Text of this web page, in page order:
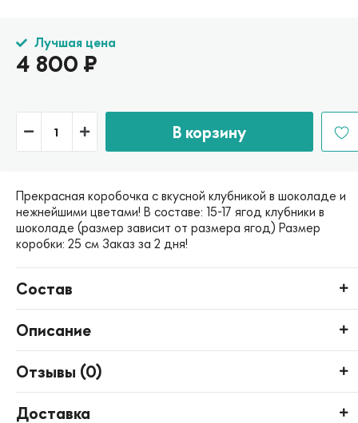
Лучшая цена
4 800 ₽
В корзину
Прекрасная коробочка с вкусной клубникой в шоколаде и
нежнейшими цветами! В составе: 15-17 ягод клубники в
шоколаде (размер зависит от размера ягод) Размер
коробки: 25 см Заказ за 2 дня!
Состав
Описание
Отзывы (0)
Доставка